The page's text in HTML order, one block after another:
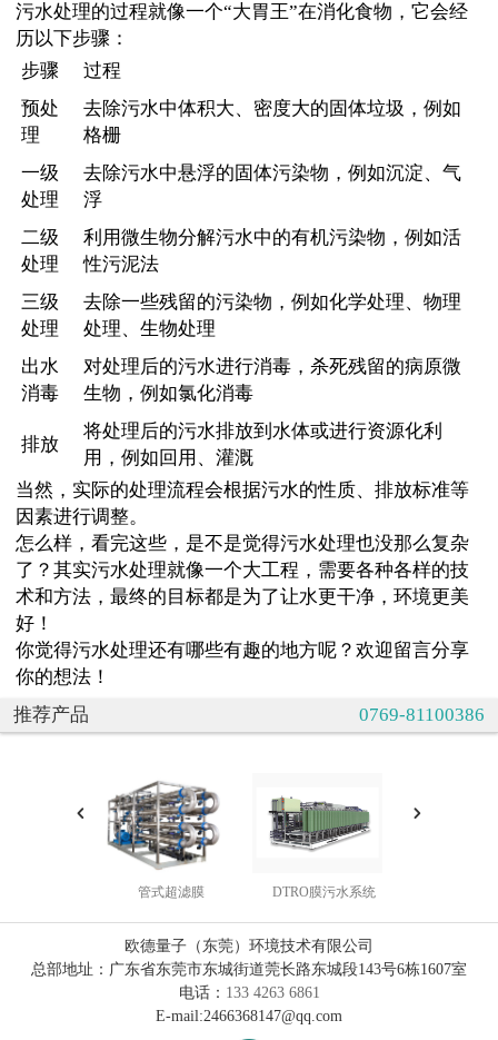
污水处理的过程就像一个“大胃王”在消化食物，它会经
历以下步骤：
步骤
过程
预处
理
去除污水中体积大、密度大的固体垃圾，例如
格栅
一级
处理
去除污水中悬浮的固体污染物，例如沉淀、气
浮
二级
处理
利用微生物分解污水中的有机污染物，例如活
性污泥法
三级
处理
去除一些残留的污染物，例如化学处理、物理
处理、生物处理
出水
消毒
对处理后的污水进行消毒，杀死残留的病原微
生物，例如氯化消毒
排放
将处理后的污水排放到水体或进行资源化利
用，例如回用、灌溉
当然，实际的处理流程会根据污水的性质、排放标准等
因素进行调整。
怎么样，看完这些，是不是觉得污水处理也没那么复杂
了？其实污水处理就像一个大工程，需要各种各样的技
术和方法，最终的目标都是为了让水更干净，环境更美
好！
你觉得污水处理还有哪些有趣的地方呢？欢迎留言分享
你的想法！
推荐产品
0769-81100386
管式超滤膜 DTRO膜污水系统
欧德量子（东莞）环境技术有限公司
总部地址：广东省东莞市东城街道莞长路东城段143号6栋1607室
电话： 133 4263 6861
E-mail:2466368147@qq.com